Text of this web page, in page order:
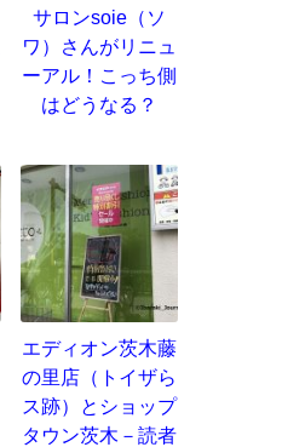
サロンsoie（ソ
ワ）さんがリニュ
ーアル！こっち側
はどうなる？
エディオン茨木藤
の里店（トイザら
ス跡）とショップ
タウン茨木－読者